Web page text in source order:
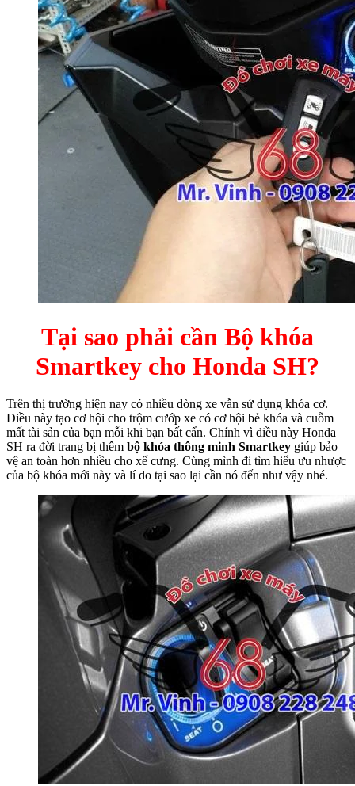
Tại sao phải cần Bộ khóa
Smartkey cho Honda SH?
Trên thị trường hiện nay có nhiều dòng xe vẫn sử dụng khóa cơ.
Điều này tạo cơ hội cho trộm cướp xe có cơ hội bẻ khóa và cuỗm
mất tài sản của bạn mỗi khi bạn bất cẩn. Chính vì điều này Honda
SH ra đời trang bị thêm bộ khóa thông minh Smartkey giúp bảo
vệ an toàn hơn nhiều cho xế cưng. Cùng mình đi tìm hiểu ưu nhược
của bộ khóa mới này và lí do tại sao lại cần nó đến như vậy nhé.